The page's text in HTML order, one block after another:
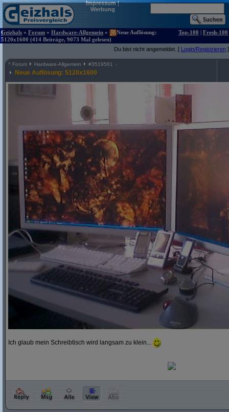
Impressum|
Werbung
Geizhals » Forum » Hardware-Allgemein »
Neue Auflösung:
5120x1600 (414 Beiträge, 9073 Mal gelesen)
Top-100 | Fresh-100
Du bist nicht angemeldet. [ Login/Registrieren ]
^ Forum Hardware-Allgemein #3519561
Neue Auflösung: 5120x1600
Ich glaub mein Schreibtisch wird langsam zu klein...